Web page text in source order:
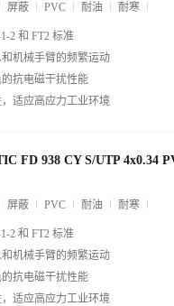
屏蔽 PVC 耐油 耐寒
2 和 FT2 标准
机械手臂的频繁运动
抗电磁干扰性能
适应高应力工业环境
FD 938 CY S/UTP 4x0.34
屏蔽 PVC 耐油 耐寒
2 和 FT2 标准
机械手臂的频繁运动
抗电磁干扰性能
适应高应力工业环境